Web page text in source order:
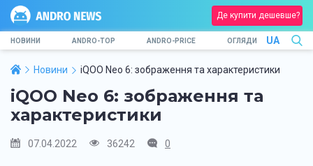
Де купити дешевше?
НОВИНИ ANDRO-TOP ANDRO-PRICE ОГЛЯДИ UA
Новини iQOO Neo 6: зображення та характеристики
iQOO Neo 6: зображення та
характеристики
07.04.2022 36242 0